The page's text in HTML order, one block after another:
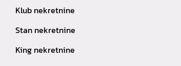
Klub nekretnine
Stan nekretnine
King nekretnine